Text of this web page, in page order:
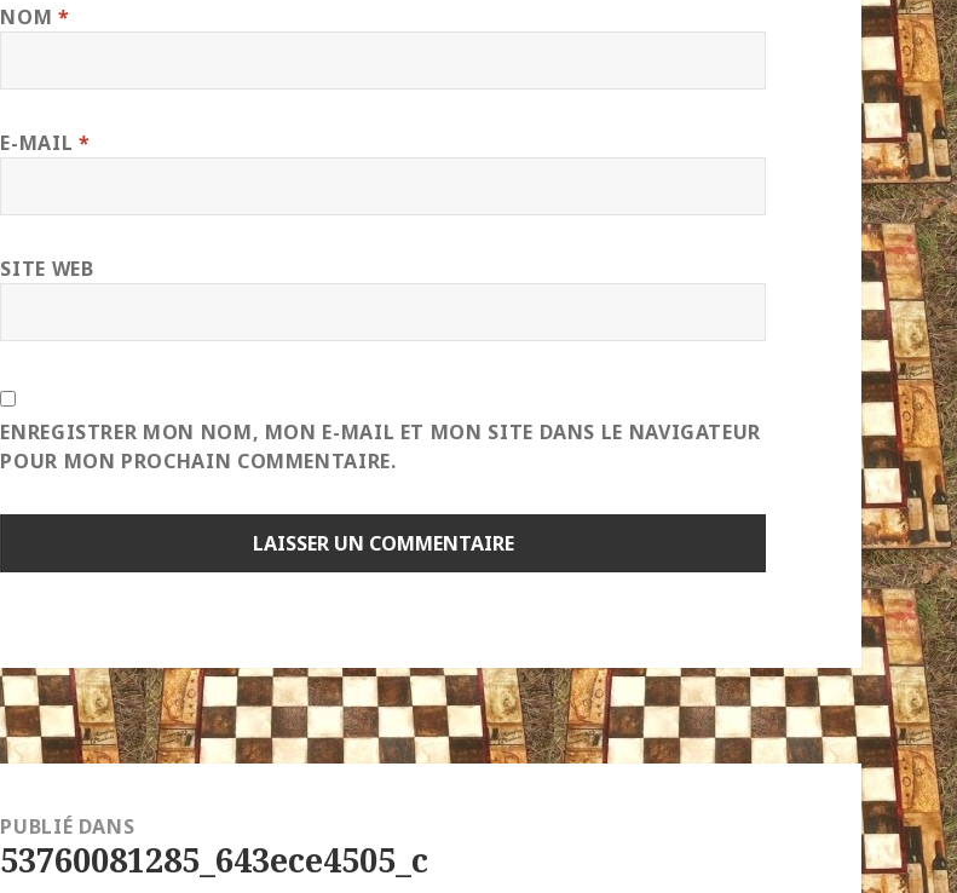
NOM *
E-MAIL *
SITE WEB
ENREGISTRER MON NOM, MON E-MAIL ET MON SITE DANS LE NAVIGATEUR
POUR MON PROCHAIN COMMENTAIRE.
PUBLIÉ DANS
53760081285_643ece4505_c